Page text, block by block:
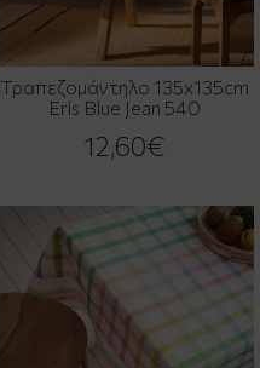
Τραπεζομάντηλο 135x135cm
Eris Blue Jean 540
12,60€